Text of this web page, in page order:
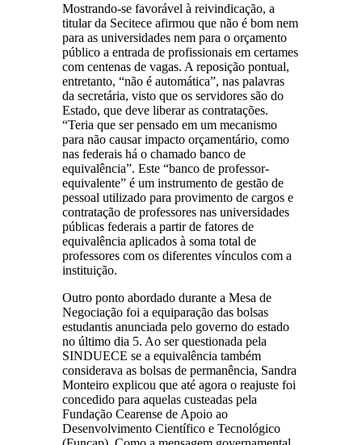
Mostrando-se favorável à reivindicação, a
titular da Secitece afirmou que não é bom nem
para as universidades nem para o orçamento
público a entrada de profissionais em certames
com centenas de vagas. A reposição pontual,
entretanto, “não é automática”, nas palavras
da secretária, visto que os servidores são do
Estado, que deve liberar as contratações.
“Teria que ser pensado em um mecanismo
para não causar impacto orçamentário, como
nas federais há o chamado banco de
equivalência”. Este “banco de professor-
equivalente” é um instrumento de gestão de
pessoal utilizado para provimento de cargos e
contratação de professores nas universidades
públicas federais a partir de fatores de
equivalência aplicados à soma total de
professores com os diferentes vínculos com a
instituição.
Outro ponto abordado durante a Mesa de
Negociação foi a equiparação das bolsas
estudantis anunciada pelo governo do estado
no último dia 5. Ao ser questionada pela
SINDUECE se a equivalência também
considerava as bolsas de permanência, Sandra
Monteiro explicou que até agora o reajuste foi
concedido para aquelas custeadas pela
Fundação Cearense de Apoio ao
Desenvolvimento Científico e Tecnológico